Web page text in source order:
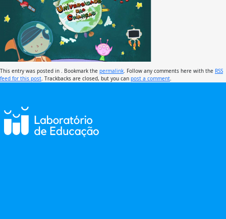
This entry was posted in . Bookmark the permalink . Follow any comments here with the RSS
feed for this post . Trackbacks are closed, but you can post a comment